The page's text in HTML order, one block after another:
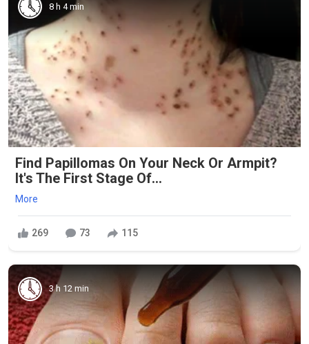
8 h 4 min
Find Papillomas On Your Neck Or Armpit?
It's The First Stage Of...
More
269 73 115
3 h 12 min